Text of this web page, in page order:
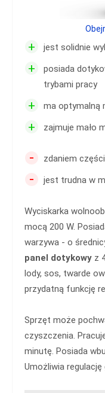
+ jest solidnie
+
posiada
trybami pracy
+ ma optymalną
+ zajmuje mało
- zdaniem
- jest trudna w
Wyciskarka
mocą 200 W.
warzywa - o
panel dotykowy z
lody, sos, twarde
przydatną funkcję
Sprzęt może
czyszczenia.
minutę. Posiada
Umożliwia